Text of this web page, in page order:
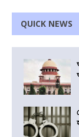
QUICK NEWS